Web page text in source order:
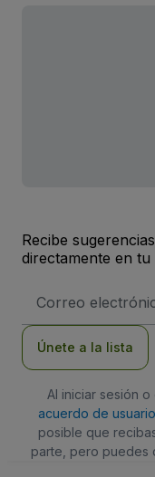
Recibe
directamente en tu
de
Únete a la lista
Al iniciar sesión
acuerdo de usuario
posible que
parte, pero puedes